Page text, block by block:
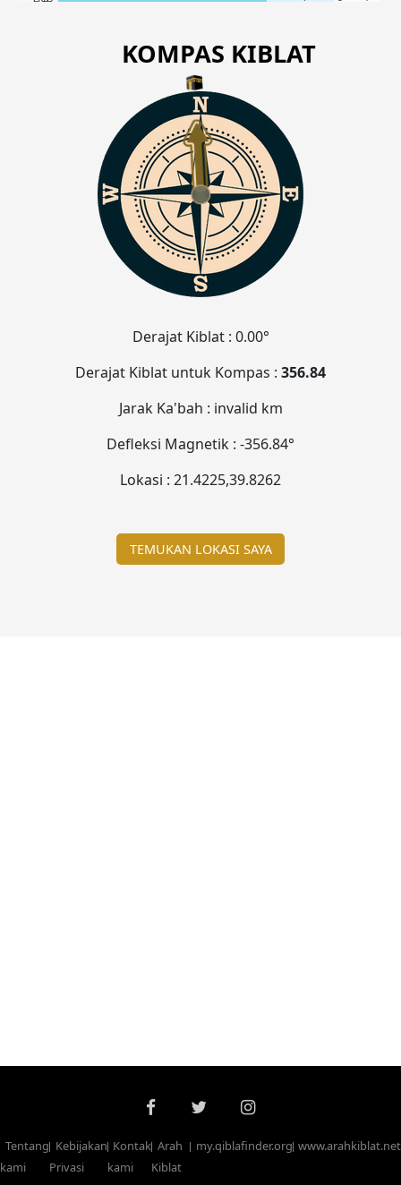
KOMPAS KIBLAT
Derajat Kiblat : 0.00°
Derajat Kiblat untuk Kompas : 356.84
Jarak Ka'bah : invalid km
Defleksi Magnetik : -356.84°
Lokasi : 21.4225,39.8262
TEMUKAN LOKASI SAYA
Tentang
kami
Kebijakan
Privasi
Kontak
kami
Arah
Kiblat
my.qiblafinder.org www.arahkiblat.net